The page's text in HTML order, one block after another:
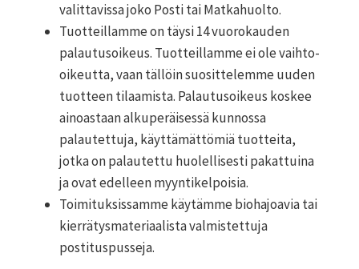
valittavissa joko Posti tai Matkahuolto.
Tuotteillamme on täysi 14 vuorokauden
palautusoikeus. Tuotteillamme ei ole vaihto-
oikeutta, vaan tällöin suosittelemme uuden
tuotteen tilaamista. Palautusoikeus koskee
ainoastaan alkuperäisessä kunnossa
palautettuja, käyttämättömiä tuotteita,
jotka on palautettu huolellisesti pakattuina
ja ovat edelleen myyntikelpoisia.
Toimituksissamme käytämme biohajoavia tai
kierrätysmateriaalista valmistettuja
postituspusseja.